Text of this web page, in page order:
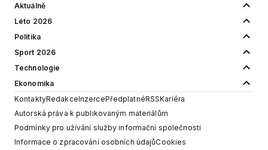
Aktuálně
Léto 2026
Politika
Sport 2026
Technologie
Ekonomika
KontaktyRedakceInzercePředplatnéRSSKariéra
Autorská práva k publikovaným materiálům
Podmínky pro užívání služby informační společnosti
Informace o zpracování osobních údajůCookies